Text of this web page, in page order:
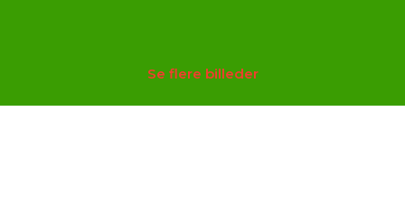
Se flere billeder​